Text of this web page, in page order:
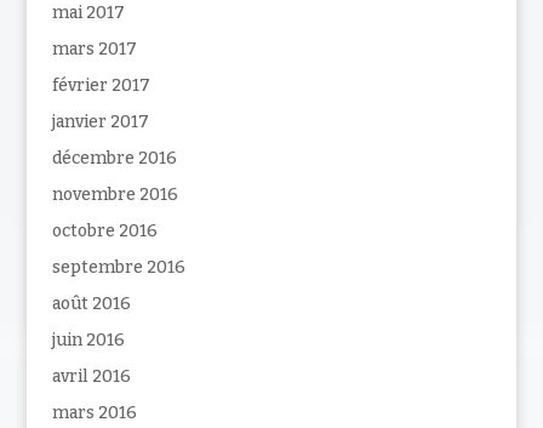
mai 2017
mars 2017
février 2017
janvier 2017
décembre 2016
novembre 2016
octobre 2016
septembre 2016
août 2016
juin 2016
avril 2016
mars 2016